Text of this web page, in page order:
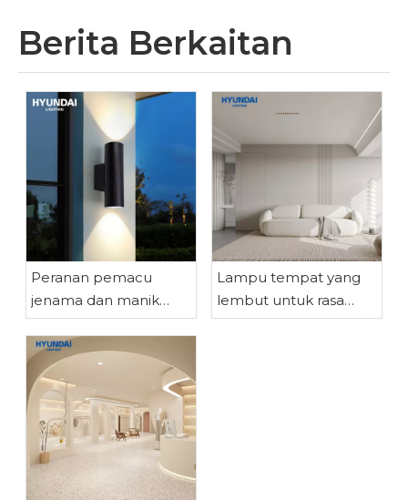
Berita Berkaitan
Peranan pemacu
jenama dan manik
lampu dalam
teknologi cahaya
bawah
Lampu tempat yang
lembut untuk rasa
yang menawan dan